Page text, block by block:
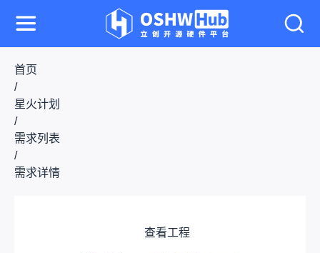
首页
/
星火计划
/
需求列表
/
需求详情
查看工程